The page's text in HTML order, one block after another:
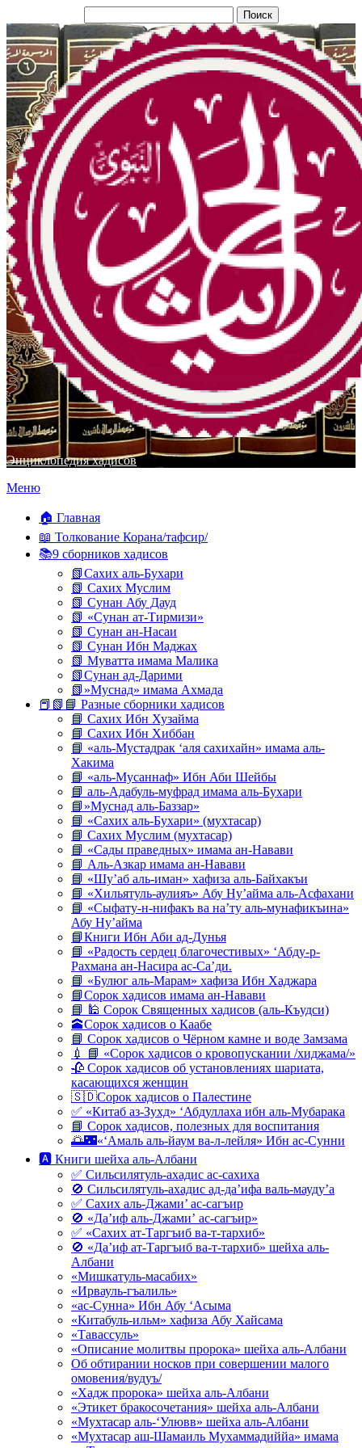
Энциклопедия хадисов
Перейти
содержимому
Меню
🏠 Главная
📖 Толкование Корана/тафсир/
📚9 сборников хадисов
📗Сахих аль-Бухари
📗 Сахих Муслим
📗 Сунан Абу Дауд
📗 «Сунан ат-Тирмизи»
📗 Сунан ан-Насаи
📗 Сунан Ибн Маджах
📗 Муватта имама Малика
📗Сунан ад-Дарими
📗»Муснад» имама Ахмада
📕📗📘 Разные сборники хадисов
📘 Сахих Ибн Хузайма
📘 Сахих Ибн Хиббан
📘 «аль-Мустадрак ‘аля сахихайн» имама аль-
Хакима
📘 «аль-Мусаннаф» Ибн Аби Шейбы
📘 аль-Адабуль-муфрад имама аль-Бухари
📘»Муснад аль-Баззар»
📘 «Сахих аль-Бухари» (мухтасар)
📘 Сахих Муслим (мухтасар)
📘 «Сады праведных» имама ан-Навави
📘 Аль-Азкар имама ан-Навави
📘 «Шу’аб аль-иман» хафиза аль-Байхакъи
📘 «Хильятуль-аулияъ» Абу Ну’айма аль-Асфахани
📘 «Сыфату-н-нифакъ ва на’ту аль-мунафикъина»
Абу Ну’айма
📘Книги Ибн Аби ад-Дунья
📘 «Радость сердец благочестивых» ‘Абду-р-
Рахмана ан-Насира ас-Са’ди.
📘 «Булюг аль-Марам» хафиза Ибн Хаджара
📘Сорок хадисов имама ан-Навави
📘 🕌 Сорок Священных хадисов (аль-Къудси)
🕋Сорок хадисов о Каабе
📘 Сорок хадисов о Чёрном камне и воде Замзама
💉 📘 «Сорок хадисов о кровопускании /хиджама/»
🥀 Сорок хадисов об установлениях шариата,
касающихся женщин
🇸🇩Сорок хадисов о Палестине
✅ «Китаб аз-Зухд» ‘Абдуллаха ибн аль-Мубарака
📘 Сорок хадисов, полезных для воспитания
🌅🌃«‘Амаль аль-йаум ва-л-лейля» Ибн ас-Сунни
🅰 Книги шейха аль-Албани
✅ Сильсилятуль-ахадис ас-сахиха
🚫 Сильсилятуль-ахадис ад-да’ифа валь-мауду’а
✅ Сахих аль-Джами’ ас-сагъир
🚫 «Да’иф аль-Джами’ ас-сагъир»
✅ «Сахих ат-Таргъиб ва-т-тархиб»
🚫 «Да’иф ат-Таргъиб ва-т-тархиб» шейха аль-
Албани
«Мишкатуль-масабих»
«Ирвауль-гъалиль»
«ас-Сунна» Ибн Абу ‘Асыма
«Китабуль-ильм» хафиза Абу Хайсама
«Тавассуль»
«Описание молитвы пророка» шейха аль-Албани
Об обтирании носков при совершении малого
омовения/вудуъ/
«Хадж пророка» шейха аль-Албани
«Этикет бракосочетания» шейха аль-Албани
«Мухтасар аль-‘Улювв» шейха аль-Албани
«Мухтасар аш-Шамаиль Мухаммадиййа» имама